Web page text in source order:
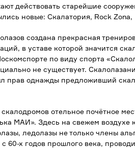
действовать старейшие
новые: Скалатория, Rock Zona,
создана прекрасная
в уставе которой значится
по виду спорта
не существует.
прав однажды предложивший
отельное почётное
МАИ». Здесь на свежем воздухе
ледолазы не только члены
60-х годов прошлого века,